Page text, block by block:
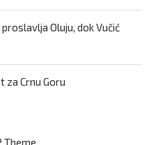
Oluju, dok Vučić
za Crnu Goru